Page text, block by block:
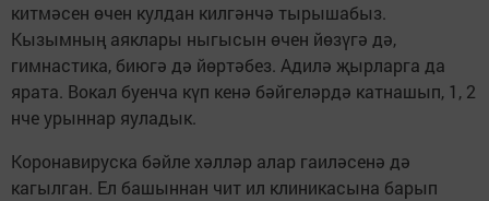
китмәсен өчен кулдан килгәнчә тырышабыз.
Кызымның аяклары ныгысын өчен йөзүгә дә,
гимнастика, биюгә дә йөртәбез. Адилә җырларга да
ярата. Вокал буенча күп кенә бәйгеләрдә катнашып, 1, 2
нче урыннар яуладык.
Коронавируска бәйле хәлләр алар гаиләсенә дә
кагылган. Ел башыннан чит ил клиникасына барып